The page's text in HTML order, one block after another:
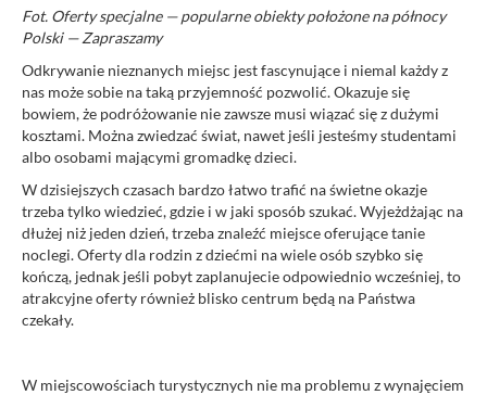
Fot. Oferty specjalne — popularne obiekty położone na północy
Polski — Zapraszamy
Odkrywanie nieznanych miejsc jest fascynujące i niemal każdy z
nas może sobie na taką przyjemność pozwolić. Okazuje się
bowiem, że podróżowanie nie zawsze musi wiązać się z dużymi
kosztami. Można zwiedzać świat, nawet jeśli jesteśmy studentami
albo osobami mającymi gromadkę dzieci.
W dzisiejszych czasach bardzo łatwo trafić na świetne okazje
trzeba tylko wiedzieć, gdzie i w jaki sposób szukać. Wyjeżdżając na
dłużej niż jeden dzień, trzeba znaleźć miejsce oferujące tanie
noclegi. Oferty dla rodzin z dziećmi na wiele osób szybko się
kończą, jednak jeśli pobyt zaplanujecie odpowiednio wcześniej, to
atrakcyjne oferty również blisko centrum będą na Państwa
czekały.
W miejscowościach turystycznych nie ma problemu z wynajęciem